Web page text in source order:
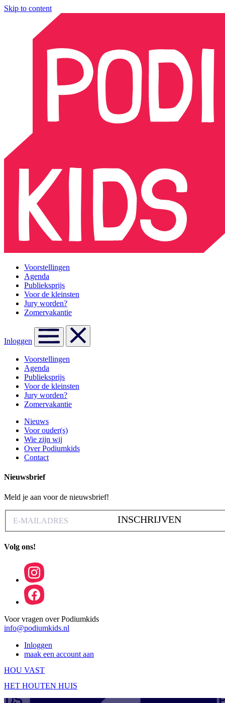
Skip to content
Voorstellingen
Agenda
Publieksprijs
Voor de kleinsten
Jury worden?
Zomervakantie
Inloggen
Voorstellingen
Agenda
Publieksprijs
Voor de kleinsten
Jury worden?
Zomervakantie
Nieuws
Voor ouder(s)
Wie zijn wij
Over Podiumkids
Contact
Nieuwsbrief
Meld je aan voor de nieuwsbrief!
INSCHRIJVEN
Volg ons!
Voor vragen over Podiumkids
info@podiumkids.nl
Inloggen
maak een account aan
HOU VAST
HET HOUTEN HUIS